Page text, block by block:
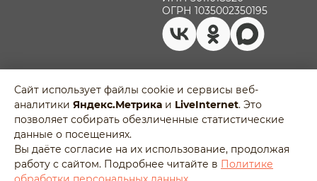
ОГРН 1035002350195
Политика обработки персональных
данных
Пользовательское соглашение
Отозвать согласие на обработку
персональных данных
Сайт использует файлы cookie и сервисы веб-
аналитики Яндекс.Метрика и LiveInternet. Это
позволяет собирать обезличенные статистические
данные о посещениях.
Вы даёте согласие на их использование, продолжая
работу с сайтом. Подробнее читайте в Политике